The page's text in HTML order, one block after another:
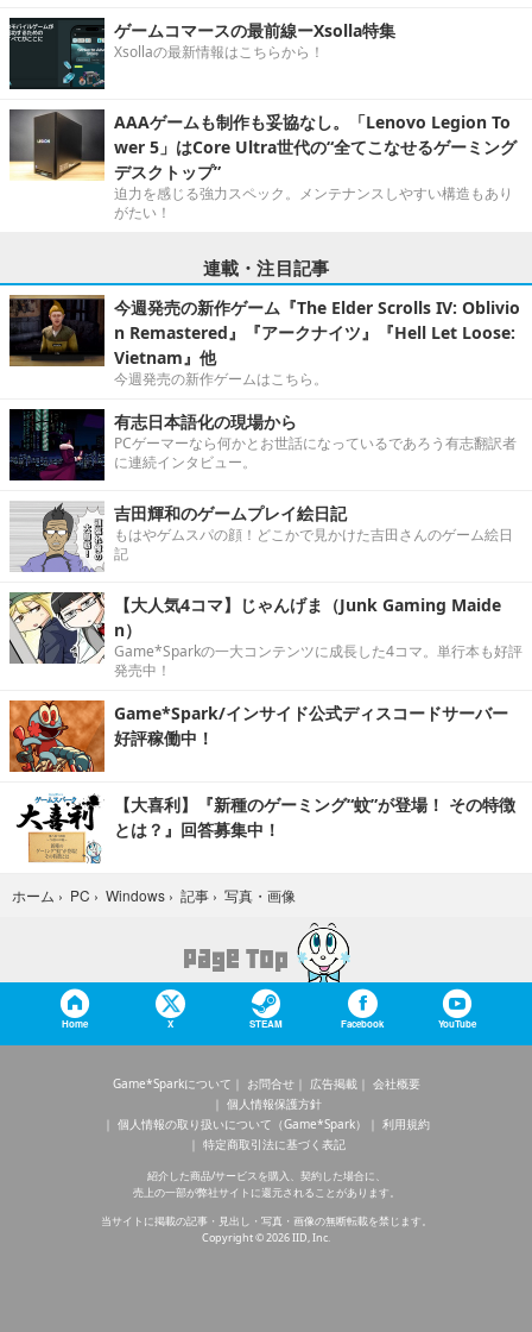
ゲームコマースの最前線ーXsolla特集
Xsollaの最新情報はこちらから！
AAAゲームも制作も妥協なし。「Lenovo Legion To
wer 5」はCore Ultra世代の“全てこなせるゲーミング
デスクトップ”
迫力を感じる強力スペック。メンテナンスしやすい構造もあり
がたい！
連載・注目記事
今週発売の新作ゲーム『The Elder Scrolls IV: Oblivio
n Remastered』『アークナイツ』『Hell Let Loose:
Vietnam』他
今週発売の新作ゲームはこちら。
有志日本語化の現場から
PCゲーマーなら何かとお世話になっているであろう有志翻訳者
に連続インタビュー。
吉田輝和のゲームプレイ絵日記
もはやゲムスパの顔！どこかで見かけた吉田さんのゲーム絵日
記
【大人気4コマ】じゃんげま（Junk Gaming Maide
n）
Game*Sparkの一大コンテンツに成長した4コマ。単行本も好評
発売中！
Game*Spark/インサイド公式ディスコードサーバー
好評稼働中！
【大喜利】『新種のゲーミング“蚊”が登場！ その特徴
とは？』回答募集中！
ホーム › PC › Windows › 記事 › 写真・画像
Home X STEAM Facebook YouTube
Game*Sparkについて お問合せ 広告掲載
会社概要
個人情報保護方針
個人情報の取り扱いについて（Game*Spark）
利用規約
特定商取引法に基づく表記
紹介した商品/サービスを購入、契約した場合に、
売上の一部が弊社サイトに還元されることがあります。
当サイトに掲載の記事・見出し・写真・画像の無断転載を禁じます。
Copyright © 2026 IID, Inc.